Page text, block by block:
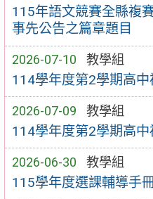
115年語文競賽全縣複
事先公告之篇章題目
2026-07-10 教學組
114學年度第2學期高
2026-07-09 教學組
114學年度第2學期高
2026-06-30 教學組
115學年度選課輔導手